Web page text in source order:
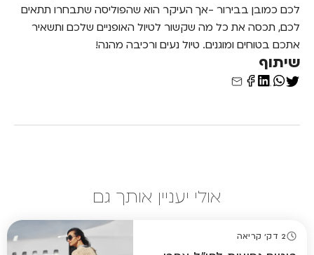
לכם כמובן בבירור -אך העיקר הוא שהפוליסה שתבחרו תתאים
לכם, תכסה את כל מה שקשור לטיול האופניים שלכם ותשאיר
אתכם בטוחים ומוגנים. טיול נעים ורכיבה מהנה!
שיתוף
אולי יעניין אותך גם
2 דק' קריאה